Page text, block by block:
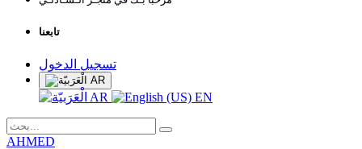
تابعنا
تسجيل الدخول
AR
AR EN
AHMED